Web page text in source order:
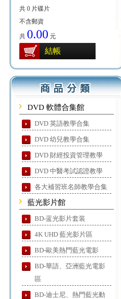
共 0 片碟片
不含郵資
共 0.00 元
結帳
DVD 軟體合集館
DVD 英語教學合集
DVD 幼兒教學合集
DVD 財經投資管理教學
DVD 中醫考試認證教學
各大補習班名師教學合集
藍光影片館
BD-蓝光影片套装
4K UHD 藍光影片區
BD-歐美熱門藍光電影
BD-華語、亞洲藍光電影
區
BD-迪士尼、熱門藍光動